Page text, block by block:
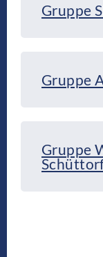
Gruppe
Gruppe
Gruppe